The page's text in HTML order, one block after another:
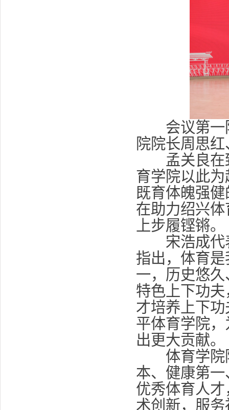
会议第一阶
院院长周思
孟关良在致
育学院以此
既育体魄强
在助力绍兴
上步履铿锵。
宋浩成代表
指出，体育
一，历史悠
特色上下功
才培养上下
平体育学院
出更大贡献。
体育学院院
本、健康第
优秀体育人
术创新，服